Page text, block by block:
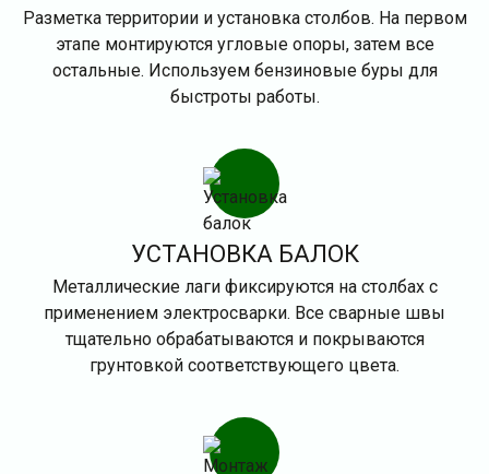
Разметка территории и установка столбов. На первом
этапе монтируются угловые опоры, затем все
остальные. Используем бензиновые буры для
быстроты работы.
УСТАНОВКА БАЛОК
Металлические лаги фиксируются на столбах с
применением электросварки. Все сварные швы
тщательно обрабатываются и покрываются
грунтовкой соответствующего цвета.